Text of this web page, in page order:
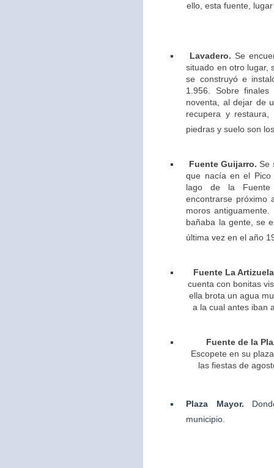
ello, esta fuente,
Lavadero. Se
situado en otro lugar,
se construyó e
1.956. Sobre
noventa, al dejar de
recupera y restaura,
piedras y suelo son
Fuente Guijarro. Se
que nacía en el
lago de la
encontrarse próximo
moros
bañaba la gente, se
última vez en el año
Fuente La
cuenta con bonitas
ella brota un agua
a la cual antes iban
Fuente de la
Escopete en su
las fiestas de
Plaza Mayor.
municipio.